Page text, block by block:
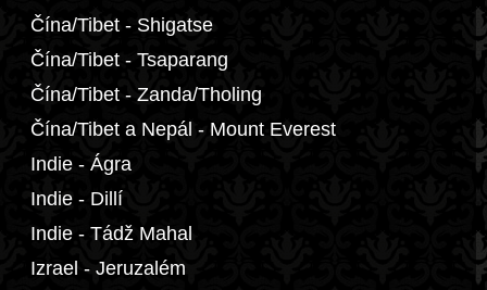
Čína/Tibet - Shigatse
Čína/Tibet - Tsaparang
Čína/Tibet - Zanda/Tholing
Čína/Tibet a Nepál - Mount Everest
Indie - Ágra
Indie - Dillí
Indie - Tádž Mahal
Izrael - Jeruzalém